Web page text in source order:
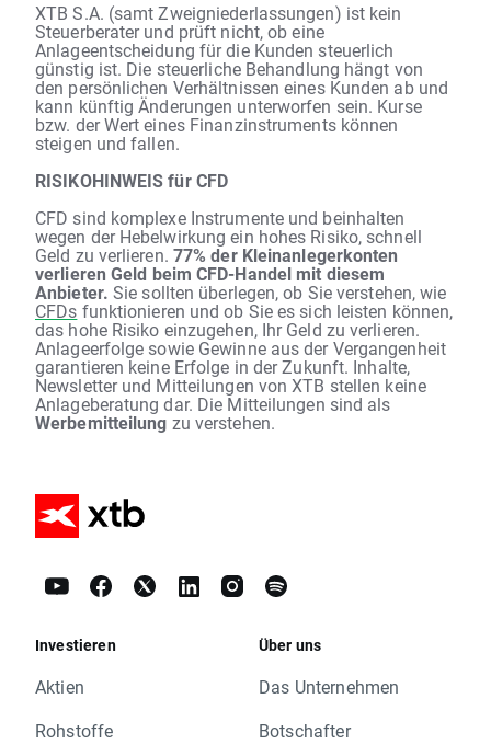
XTB S.A. (samt Zweigniederlassungen) ist kein
Steuerberater und prüft nicht, ob eine
Anlageentscheidung für die Kunden steuerlich
günstig ist. Die steuerliche Behandlung hängt von
den persönlichen Verhältnissen eines Kunden ab und
kann künftig Änderungen unterworfen sein. Kurse
bzw. der Wert eines Finanzinstruments können
steigen und fallen.
RISIKOHINWEIS für CFD
CFD sind komplexe Instrumente und beinhalten
wegen der Hebelwirkung ein hohes Risiko, schnell
Geld zu verlieren. 77% der Kleinanlegerkonten
verlieren Geld beim CFD-Handel mit diesem
Anbieter. Sie sollten überlegen, ob Sie verstehen, wie
CFDs funktionieren und ob Sie es sich leisten können,
das hohe Risiko einzugehen, Ihr Geld zu verlieren.
Anlageerfolge sowie Gewinne aus der Vergangenheit
garantieren keine Erfolge in der Zukunft. Inhalte,
Newsletter und Mitteilungen von XTB stellen keine
Anlageberatung dar. Die Mitteilungen sind als
Werbemitteilung zu verstehen.
Investieren
Aktien
Rohstoffe
Über uns
Das Unternehmen
Botschafter